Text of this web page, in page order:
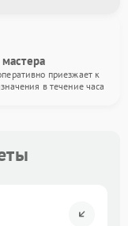
приезжает к
в течение часа